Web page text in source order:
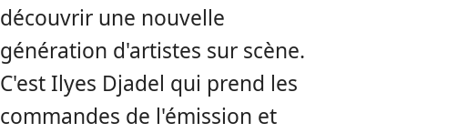
découvrir une nouvelle
génération d'artistes sur scène.
C'est Ilyes Djadel qui prend les
commandes de l'émission et